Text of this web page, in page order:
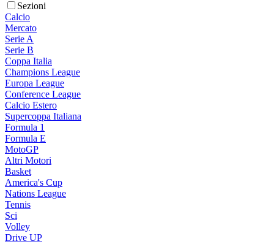
Sezioni
Calcio
Mercato
Serie A
Serie B
Coppa Italia
Champions League
Europa League
Conference League
Calcio Estero
Supercoppa Italiana
Formula 1
Formula E
MotoGP
Altri Motori
Basket
America's Cup
Nations League
Tennis
Sci
Volley
Drive UP